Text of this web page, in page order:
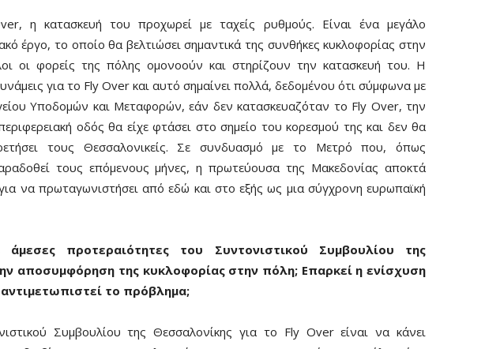
η κατασκευή του προχωρεί με ταχείς ρυθμούς. Είναι ένα μεγάλο
έργο, το οποίο θα βελτιώσει σημαντικά της συνθήκες κυκλοφορίας στην
οι φορείς της πόλης ομονοούν και στηρίζουν την κατασκευή του. Η
για το Fly Over και αυτό σημαίνει πολλά, δεδομένου ότι σύμφωνα με
Υποδομών και Μεταφορών, εάν δεν κατασκευαζόταν το Fly Over, την
οδός θα είχε φτάσει στο σημείο του κορεσμού της και δεν θα
τους Θεσσαλονικείς. Σε συνδυασμό με το Μετρό που, όπως
τους επόμενους μήνες, η πρωτεύουσα της Μακεδονίας αποκτά
να πρωταγωνιστήσει από εδώ και στο εξής ως μια σύγχρονη ευρωπαϊκή
προτεραιότητες του Συντονιστικού Συμβουλίου της
αποσυμφόρηση της κυκλοφορίας στην πόλη; Επαρκεί η ενίσχυση
αντιμετωπιστεί το πρόβλημα;
Συμβουλίου της Θεσσαλονίκης για το Fly Over είναι να κάνει